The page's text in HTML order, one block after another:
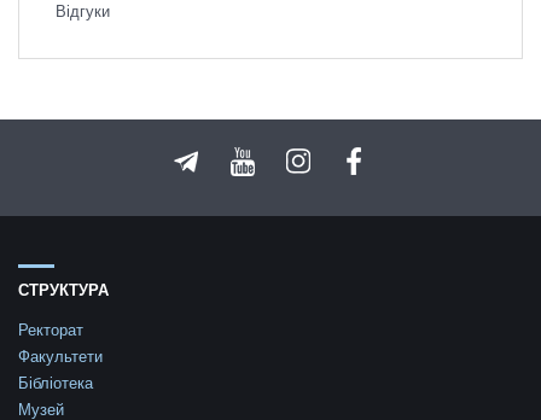
Відгуки
СТРУКТУРА
Ректорат
Факультети
Бібліотека
Музей